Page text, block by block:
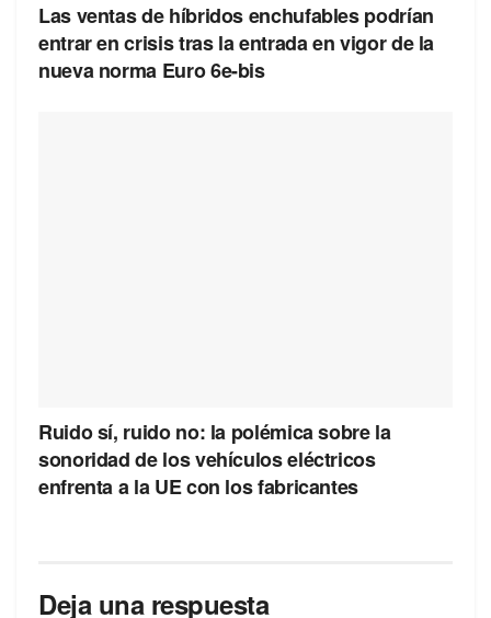
Las ventas de híbridos enchufables podrían
entrar en crisis tras la entrada en vigor de la
nueva norma Euro 6e-bis
Ruido sí, ruido no: la polémica sobre la
sonoridad de los vehículos eléctricos
enfrenta a la UE con los fabricantes
Deja una respuesta